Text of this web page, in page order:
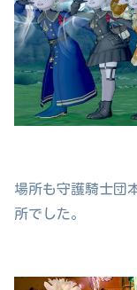
場所も守護騎士団
所でした。